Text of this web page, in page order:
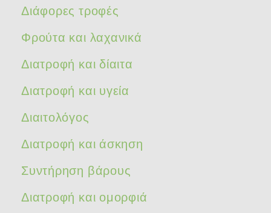
Διάφορες τροφές
Φρούτα και λαχανικά
Διατροφή και δίαιτα
Διατροφή και υγεία
Διαιτολόγος
Διατροφή και άσκηση
Συντήρηση βάρους
Διατροφή και ομορφιά